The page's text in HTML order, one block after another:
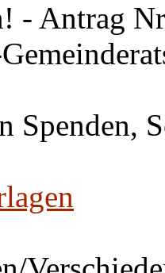
- Antrag
Spenden,